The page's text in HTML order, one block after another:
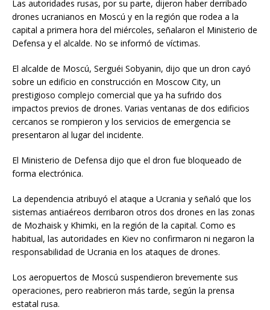
Las autoridades rusas, por su parte, dijeron haber derribado
drones ucranianos en Moscú y en la región que rodea a la
capital a primera hora del miércoles, señalaron el Ministerio de
Defensa y el alcalde. No se informó de víctimas.
El alcalde de Moscú, Serguéi Sobyanin, dijo que un dron cayó
sobre un edificio en construcción en Moscow City, un
prestigioso complejo comercial que ya ha sufrido dos
impactos previos de drones. Varias ventanas de dos edificios
cercanos se rompieron y los servicios de emergencia se
presentaron al lugar del incidente.
El Ministerio de Defensa dijo que el dron fue bloqueado de
forma electrónica.
La dependencia atribuyó el ataque a Ucrania y señaló que los
sistemas antiaéreos derribaron otros dos drones en las zonas
de Mozhaisk y Khimki, en la región de la capital. Como es
habitual, las autoridades en Kiev no confirmaron ni negaron la
responsabilidad de Ucrania en los ataques de drones.
Los aeropuertos de Moscú suspendieron brevemente sus
operaciones, pero reabrieron más tarde, según la prensa
estatal rusa.